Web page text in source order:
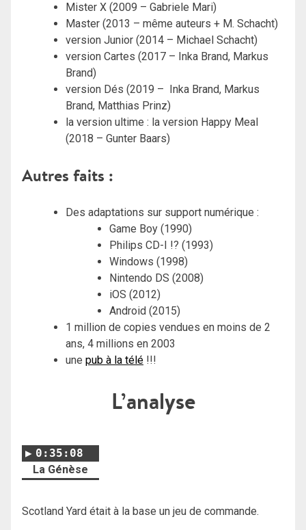
Mister X (2009 – Gabriele Mari)
Master (2013 – même auteurs + M. Schacht)
version Junior (2014 – Michael Schacht)
version Cartes (2017 – Inka Brand, Markus
Brand)
version Dés (2019 – Inka Brand, Markus
Brand, Matthias Prinz)
la version ultime : la version Happy Meal
(2018 – Gunter Baars)
Autres faits :
Des adaptations sur support numérique :
Game Boy (1990)
Philips CD-I !? (1993)
Windows (1998)
Nintendo DS (2008)
iOS (2012)
Android (2015)
1 million de copies vendues en moins de 2
ans, 4 millions en 2003
une pub à la télé !!!
L’analyse
0:35:08
La Génèse
Scotland Yard était à la base un jeu de commande.